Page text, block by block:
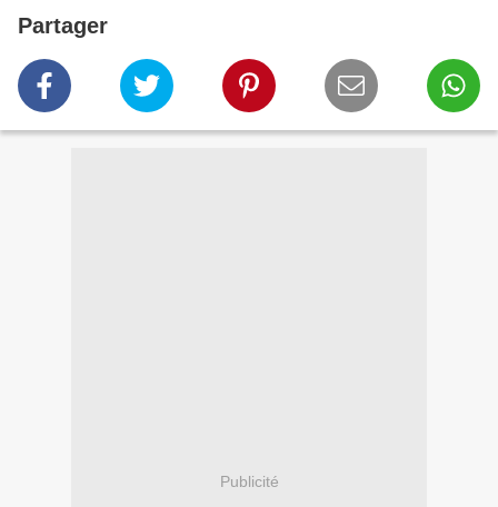
Partager
Publicité